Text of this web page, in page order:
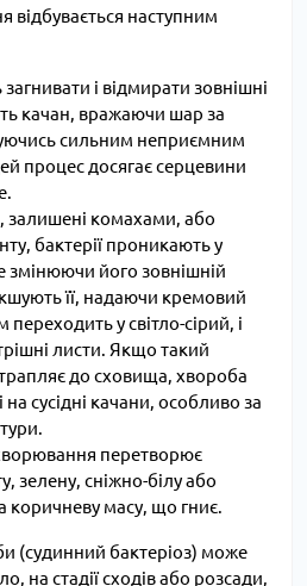
відбувається наступним
і відмирати зовнішні
качан, вражаючи шар за
сильним неприємним
процес досягає серцевини
комахами, або
бактерії проникають у
змінюючи його зовнішній
її, надаючи кремовий
переходить у світло-сірий, і
листи. Якщо такий
до сховища, хвороба
сусідні качани, особливо за
перетворює
зелену, сніжно-білу або
коричневу масу, що гниє.
(судинний бактеріоз) може
на стадії сходів або розсади,